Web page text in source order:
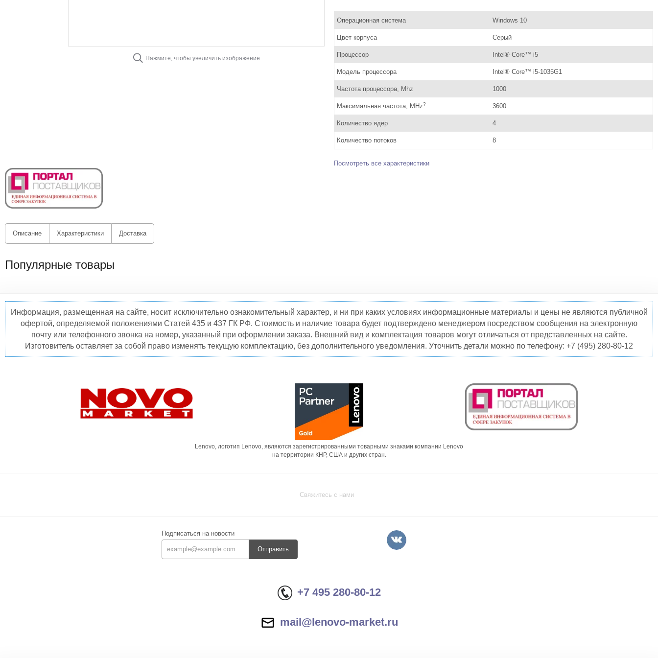
Нажмите, чтобы увеличить изображение
Операционная система Windows 10
Цвет корпуса Серый
Процессор Intel® Core™ i5
Модель процессора Intel® Core™ i5-1035G1
Частота процессора, Mhz 1000
Максимальная частота, MHz? 3600
Количество ядер 4
Количество потоков 8
Посмотреть все характеристики
Описание Характеристики Доставка
Популярные товары
Информация, размещенная на сайте, носит исключительно ознакомительный характер, и ни при каких условиях информационные материалы и цены не являются публичной
офертой, определяемой положениями Статей 435 и 437 ГК РФ. Стоимость и наличие товара будет подтверждено менеджером посредством сообщения на электронную
почту или телефонного звонка на номер, указанный при оформлении заказа. Внешний вид и комплектация товаров могут отличаться от представленных на сайте.
Изготовитель оставляет за собой право изменять текущую комплектацию, без дополнительного уведомления. Уточнить детали можно по телефону: +7 (495) 280-80-12
Lenovo, логотип Lenovo, являются зарегистрированными товарными знаками компании Lenovo
на территории КНР, США и других стран.
Свяжитесь с нами
Подписаться на новости
Отправить
+7 495 280-80-12
mail@lenovo-market.ru